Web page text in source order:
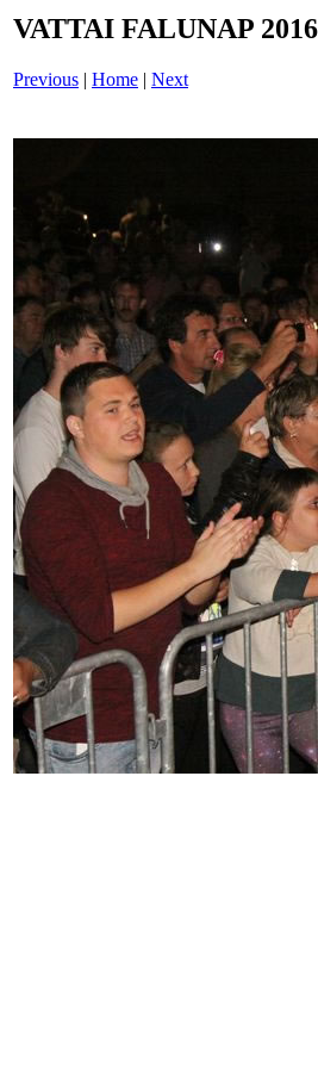
VATTAI FALUNAP
Previous | Home | Next